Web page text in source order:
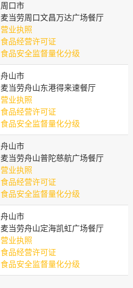
周口市
麦当劳周口文昌万达广场餐厅
营业执照
食品经营许可证
食品安全监督量化分级
舟山市
麦当劳舟山东港得来速餐厅
营业执照
食品经营许可证
食品安全监督量化分级
舟山市
麦当劳舟山普陀慈航广场餐厅
营业执照
食品经营许可证
食品安全监督量化分级
舟山市
麦当劳舟山定海凯虹广场餐厅
营业执照
食品经营许可证
食品安全监督量化分级